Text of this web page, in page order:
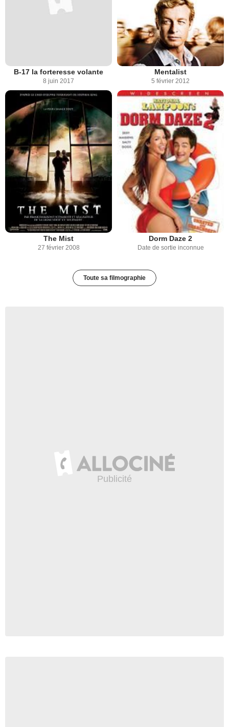
B-17 la forteresse volante
8 juin 2017
Mentalist
5 février 2012
The Mist
27 février 2008
Dorm Daze 2
Date de sortie inconnue
Toute sa filmographie